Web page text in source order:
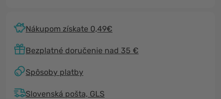
Nákupom získate 0,49€
Bezplatné doručenie nad 35 €
Spôsoby platby
Slovenská pošta, GLS